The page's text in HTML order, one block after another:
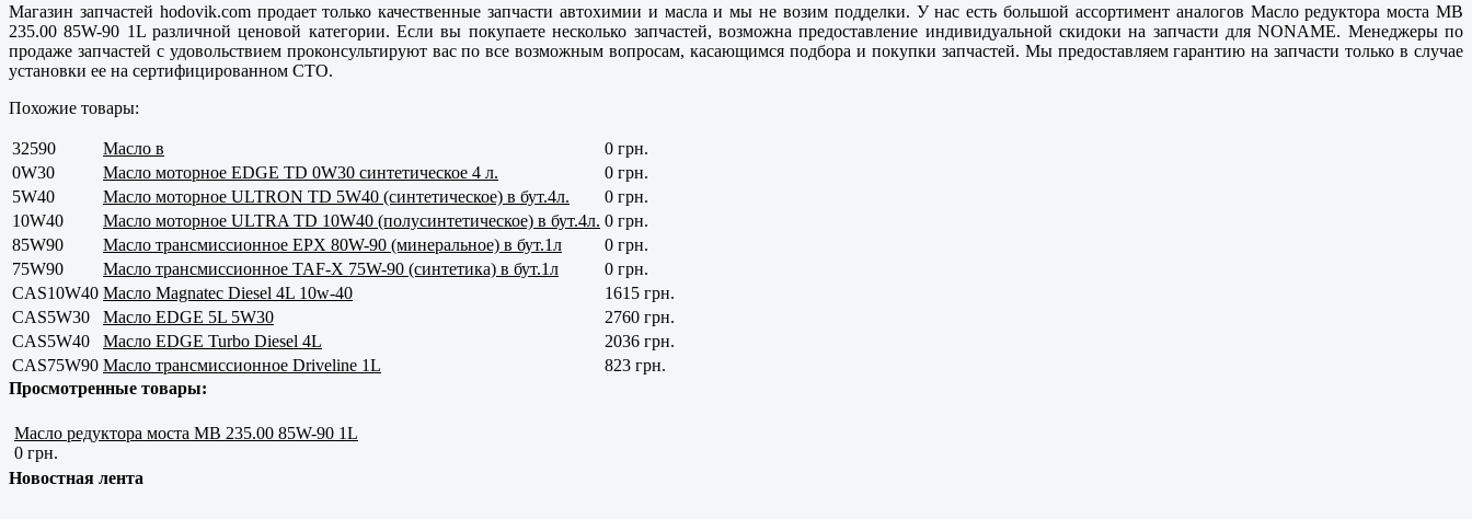
Магазин запчастей hodovik.com продает толькокачественные запчасти автохимии и масла и мы не возим подделки. У нас есть большой ассортимент аналогов Масло редуктора моста MB
235.00 85W-90 1L различной ценовой категории. Если вы покупаете несколько запчастей, возможна предоставление индивидуальной скидоки на запчасти для NONAME. Менеджеры по
продаже запчастей с удовольствием проконсультируют вас по все возможным вопросам, касающимся подбора и покупки запчастей. Мы предоставляем гарантию на запчасти только в случае
установки ее на сертифицированном СТО.
Похожие товары:
32590 Масло в
0 грн.
0W30
Масло моторное EDGE TD 0W30 синтетическое 4 л.
0 грн.
5W40
Масло моторное ULTRON TD 5W40 (синтетическое) в бут.4л.
0 грн.
10W40
Масло моторное ULTRA TD 10W40 (полусинтетическое) в бут.4л. 0 грн.
85W90
Масло трансмиссионное EPX 80W-90 (минеральное) в бут.1л
0 грн.
75W90
Масло трансмиссионное TAF-X 75W-90 (синтетика) в бут.1л
0 грн.
CAS10W40 Масло Magnatec Diesel 4L 10w-40
1615 грн.
CAS5W30
Масло EDGE 5L 5W30
2760 грн.
CAS5W40
Масло EDGE Turbo Diesel 4L
2036 грн.
CAS75W90 Масло трансмиссионное Driveline 1L
823 грн.
Просмотренные товары:
Масло редуктора моста MB 235.00 85W-90 1L
0 грн.
Новостная лента